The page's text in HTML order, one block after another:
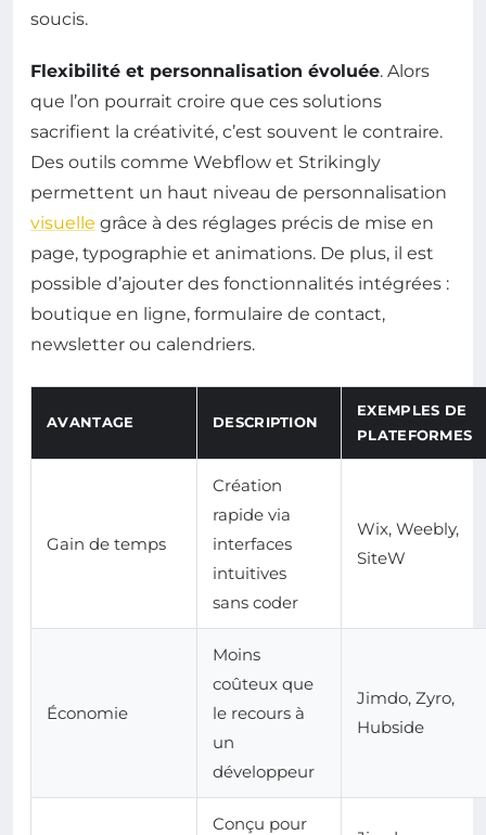
soucis.
Flexibilité et personnalisation évoluée. Alors
que l’on pourrait croire que ces solutions
sacrifient la créativité, c’est souvent le contraire.
Des outils comme Webflow et Strikingly
permettent un haut niveau de personnalisation
visuelle grâce à des réglages précis de mise en
page, typographie et animations. De plus, il est
possible d’ajouter des fonctionnalités intégrées :
boutique en ligne, formulaire de contact,
newsletter ou calendriers.
AVANTAGE DESCRIPTION
EXEMPLES DE
PLATEFORMES
Gain de temps
Création
rapide via
interfaces
intuitives
sans coder
Wix, Weebly,
SiteW
Économie
Moins
coûteux que
le recours à
un
développeur
Jimdo, Zyro,
Hubside
Conçu pour